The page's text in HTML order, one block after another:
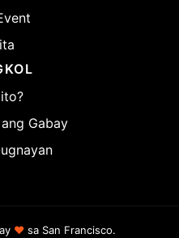
Gabay
♥ sa San Francisco.